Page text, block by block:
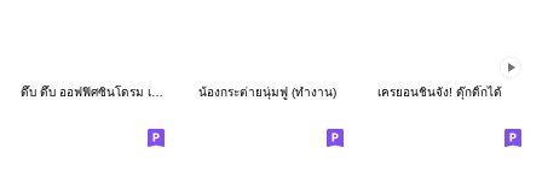
ดึ๊บ ดึ๊บ ออฟฟิศซินโดรม เก้า น้องกระต่ายนุ่มฟู (ทำงาน) เครยอนชินจัง! ดุ๊กดิ๊กได้